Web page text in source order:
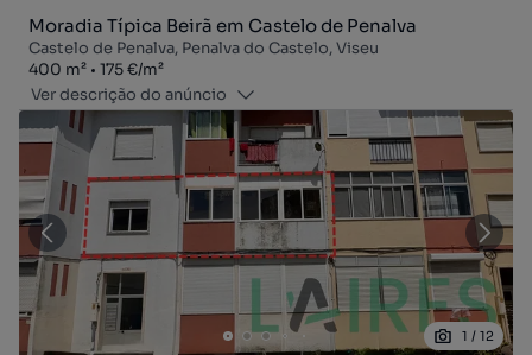
Moradia Típica Beirã em Castelo de Penalva
Castelo de Penalva, Penalva do Castelo, Viseu
Zona
400 m²
Preço por metro quadrado
175 €/m²
Ver descrição do anúncio
1 / 12